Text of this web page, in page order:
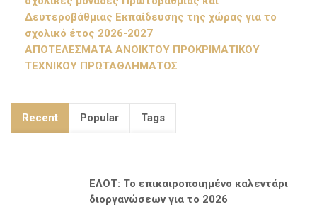
Δευτεροβάθμιας Εκπαίδευσης της χώρας για το
σχολικό έτος 2026-2027
ΑΠΟΤΕΛΕΣΜΑΤΑ ΑΝΟΙΚΤΟΥ ΠΡΟΚΡΙΜΑΤΙΚΟΥ
ΤΕΧΝΙΚΟΥ ΠΡΩΤΑΘΛΗΜΑΤΟΣ
Recent Popular Tags
ΕΛΟΤ: Το επικαιροποιημένο καλεντάρι
διοργανώσεων για το 2026